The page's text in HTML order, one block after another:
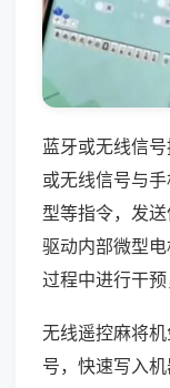
蓝牙或无线信
或无线信号与
型等指令，发
驱动内部微型
过程中进行干预
无线遥控麻将
号，快速写入